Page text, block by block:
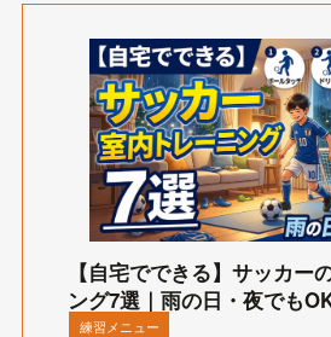
【自宅でできる】サッカー
ング7選｜雨の日・夜でも
練習メニュー